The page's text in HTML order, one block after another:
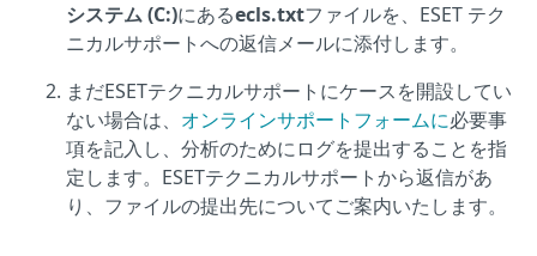
システム (C:)にあるecls.txtファイルを、ESET テク
ニカルサポートへの返信メールに添付します。
まだESETテクニカルサポートにケースを開設してい
ない場合は、 オンラインサポートフォームに必要事
項を記入し、分析のためにログを提出することを指
定します。ESETテクニカルサポートから返信があ
り、ファイルの提出先についてご案内いたします。